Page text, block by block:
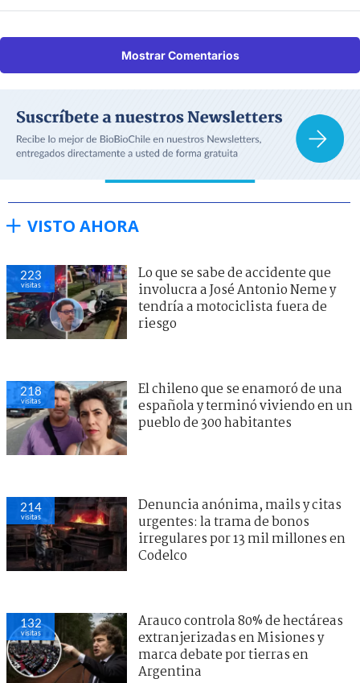
Mostrar Comentarios
VISTO AHORA
223
visitas
Lo que se sabe de accidente que
involucra a José Antonio Neme y
tendría a motociclista fuera de
riesgo
218
visitas
El chileno que se enamoró de una
española y terminó viviendo en un
pueblo de 300 habitantes
214
visitas
Denuncia anónima, mails y citas
urgentes: la trama de bonos
irregulares por 13 mil millones en
Codelco
132
visitas
Arauco controla 80% de hectáreas
extranjerizadas en Misiones y
marca debate por tierras en
Argentina